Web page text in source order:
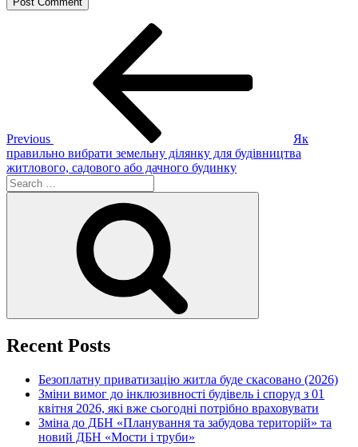
Previous
Як
правильно вибрати земельну ділянку для будівництва
житлового, садового або дачного будинку
Search
for:
Recent Posts
Безоплатну приватизацію житла буде скасовано (2026)
Зміни вимог до інклюзивності будівель і споруд з 01
квітня 2026, які вже сьогодні потрібно враховувати
Зміна до ДБН «Планування та забудова територій» та
новий ДБН «Мости і труби»